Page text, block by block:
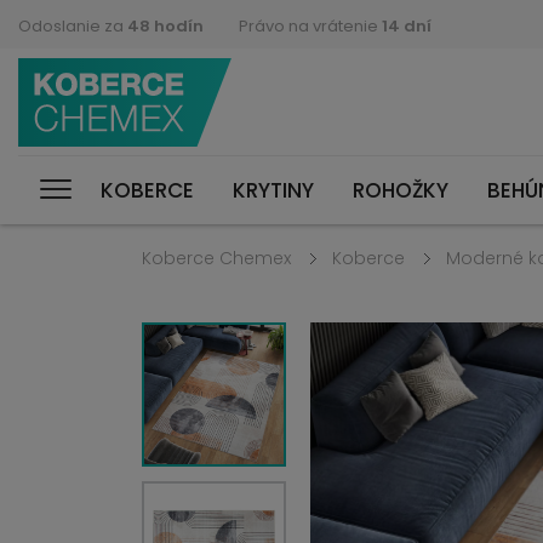
Odoslanie za 48 hodín Právo na vrátenie 14 dní
KOBERCE KRYTINY ROHOŽKY
Koberce Chemex Koberce Moderné